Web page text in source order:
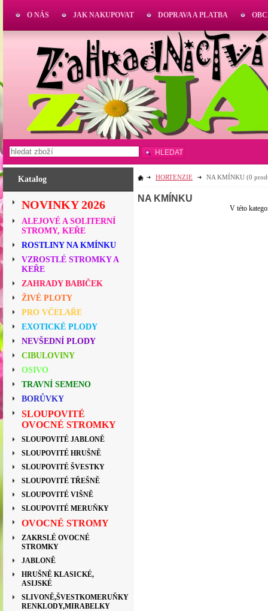
Katalog
NOVINKY 2026
ALEJOVÉ A SOLITERNÍ
STROMY, KEŘE
ROSTLINY NA KMÍNKU
VZROSTLÉ STROMKY A
KEŘE
ZAHRADY BABIČEK
ŽIVÉ PLOTY
PRO VČELAŘE
EXOTICKÉ PLODY
NEVŠEDNÍ PLODY
CIBULOVINY
OSIVO
TRAVNÍ SEMENO
BORŮVKY
SLOUPOVITÉ
OVOCNÉ STROMKY
SLOUPOVITÉ JABLONĚ
SLOUPOVITÉ HRUŠNĚ
SLOUPOVITÉ ŠVESTKY
SLOUPOVITÉ TŘEŠNĚ
SLOUPOVITÉ VIŠNĚ
SLOUPOVITÉ MERUŇKY
OVOCNÉ STROMY
ZAKRSLÉ OVOCNÉ
STROMKY
JABLONĚ
HRUŠNĚ KLASICKÉ,
ASIJSKÉ
SLIVONĚ,ŠVESTKOMERUŇKY
RENKLODY,MIRABELKY
HORTENZIE NA KMÍNKU (0
NA KMÍNKU
V této
O NÁS JAK NAKUPOVAT DOPRAVA A PLATBA
HLEDAT